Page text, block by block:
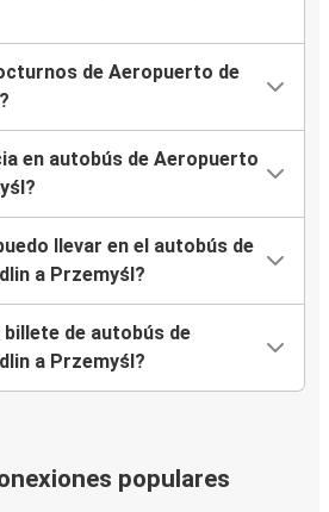
de Aeropuerto de
en autobús de Aeropuerto
llevar en el autobús de
a Przemyśl?
billete de autobús de
a Przemyśl?
populares